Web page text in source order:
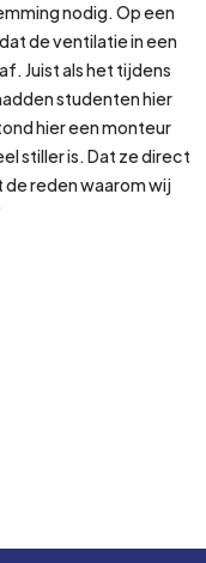
nodig. Op een
de ventilatie in een
Juist als het tijdens
studenten hier
hier een monteur
stiller is. Dat ze direct
de reden waarom wij